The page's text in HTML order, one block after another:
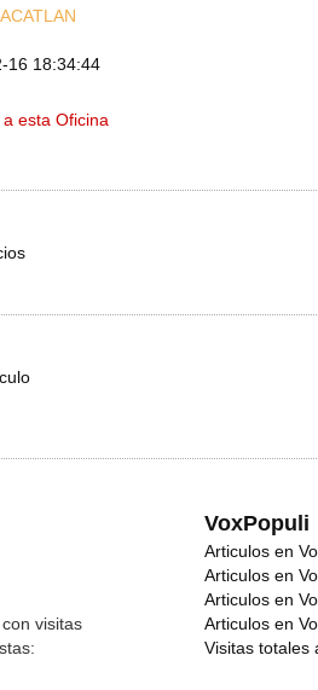
16 18:34:44
esta Oficina
VoxPopuli
con visitas
Articulos en
Articulos en
Articulos en
Articulos en
Visitas totales